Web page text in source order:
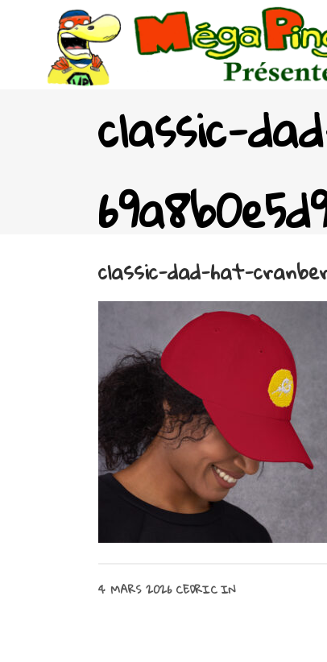
classic-
classic-dad-hat-
4 MARS 2026CEDRICIN